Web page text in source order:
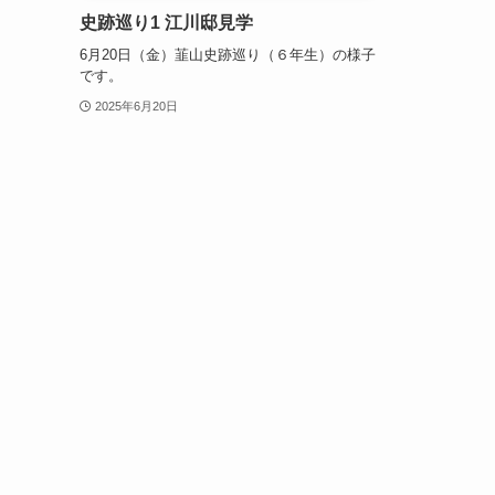
史跡巡り1 江川邸見学
6月20日（金）韮山史跡巡り（６年生）の様子
です。
2025年6月20日